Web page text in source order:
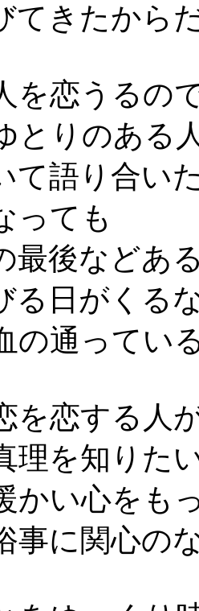
てきたから
を恋うるの
とりのある
て語り合い
っても
最後などあ
る日がくる
の通ってい
を恋する人
理を知りた
かい心をも
事に関心の